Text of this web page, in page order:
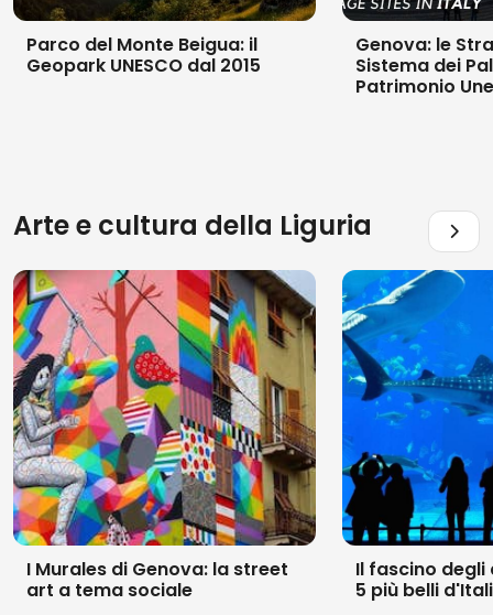
Parco del Monte Beigua: il
Geopark UNESCO dal 2015
Genova: le
Sistema dei
Patrimonio
Arte e cultura della Liguria
I Murales di Genova: la street
art a tema sociale
Il fascino degli
5 più belli